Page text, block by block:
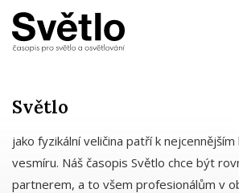
Světlo
jako fyzikální veličina patří k
vesmíru. Náš časopis Světlo chce být
partnerem, a to všem profesionálům v